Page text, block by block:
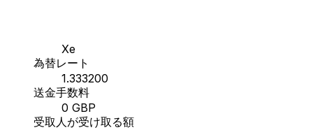
Xe
為替レート
1.333200
送金手数料
0 GBP
受取人が受け取る額